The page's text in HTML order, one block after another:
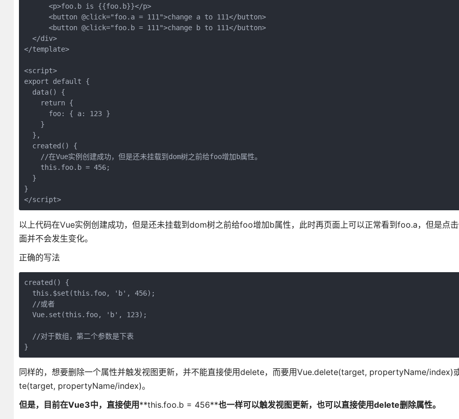
      <p>foo.b is {{foo.b}}</p>
      <button @click="foo.a = 111">change a to 111</button>
      <button @click="foo.b = 111">change b to 111</button>
  </div>
</template>
<script>
export default {
  data() {
    return {
      foo: { a: 123 }
    }
  },
  created() {
    //在Vue实例创建成功，但是还未挂载到dom树之前给foo增加b属性。
    this.foo.b = 456;
  }
}
以上代码在Vue实例创建成功，但是还未挂载到dom树之前给foo增加b属性，此时再页面上可以正常看到foo.a，但是点
面并不会发生变化。
正确的写法
created() {
  this.$set(this.foo, 'b', 456);
  //或者
  Vue.set(this.foo, 'b', 123);
  //对于数组，第二个参数是下表
同样的，想要删除一个属性并触发视图更新，并不能直接使用delete，而要用Vue.delete(target, propertyName/index)
te(target, propertyName/index)。
但是，目前在Vue3中，直接使用 **this.foo.b = 456**也一样可以触发视图更新，也可以直接使用delete删除属性。